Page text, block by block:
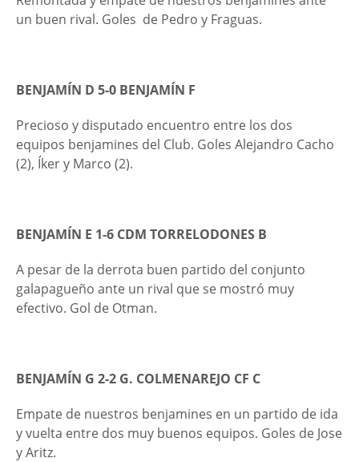
un buen rival. Goles de Pedro y Fraguas.
BENJAMÍN D 5-0 BENJAMÍN F
Precioso y disputado encuentro entre los dos
equipos benjamines del Club. Goles Alejandro Cacho
(2), Íker y Marco (2).
BENJAMÍN E 1-6 CDM TORRELODONES B
A pesar de la derrota buen partido del conjunto
galapagueño ante un rival que se mostró muy
efectivo. Gol de Otman.
BENJAMÍN G 2-2 G. COLMENAREJO CF C
Empate de nuestros benjamines en un partido de ida
y vuelta entre dos muy buenos equipos. Goles de Jose
y Aritz.